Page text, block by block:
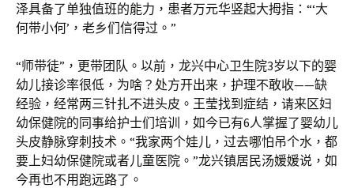
泽具备了单独值班的能力，患者万元华竖起大拇指：“‘大
何带小何’，老乡们信得过。”
“师带徒”，更带团队。以前，龙兴中心卫生院3岁以下的婴
幼儿接诊率很低，为啥？处方开出来，护理不敢收——缺
经验，经常两三针扎不进头皮。王莹找到症结，请来区妇
幼保健院的同事给护士们培训，如今已有6人掌握了婴幼儿
头皮静脉穿刺技术。“我家两个娃儿，过去哪怕吊个水，都
要上妇幼保健院或者儿童医院。”龙兴镇居民汤媛媛说，如
今再也不用跑远路了。